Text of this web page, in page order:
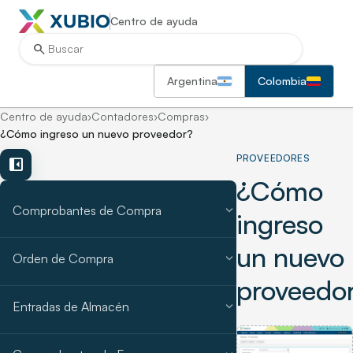
Centro de ayuda
search
Argentina Colombia
Centro de ayuda›Contadores›Compras›
¿Cómo ingreso un nuevo proveedor?
left_panel_close
Comprobantes de Compra expand_more
Orden de Compra expand_more
Entradas de Almacén expand_more
PROVEEDORES
¿Cómo
ingreso
un nuevo